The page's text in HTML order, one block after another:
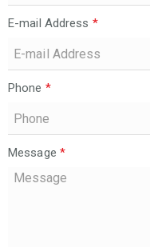
E-mail Address *
Phone *
Message *